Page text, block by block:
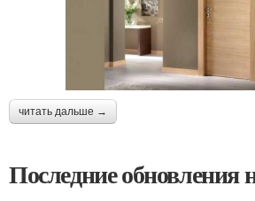
читать дальше →
Последние обновления